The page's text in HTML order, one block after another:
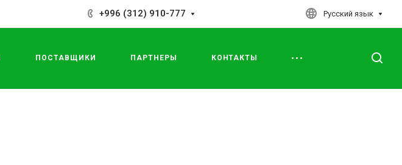
+996 (312) 910-777 Русский язык
ПОСТАВЩИКИ ПАРТНЕРЫ КОНТАКТЫ